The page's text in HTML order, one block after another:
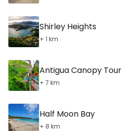
Shirley Heights
+ 1 km
Antigua Canopy Tour
+ 7 km
Half Moon Bay
+ 8 km